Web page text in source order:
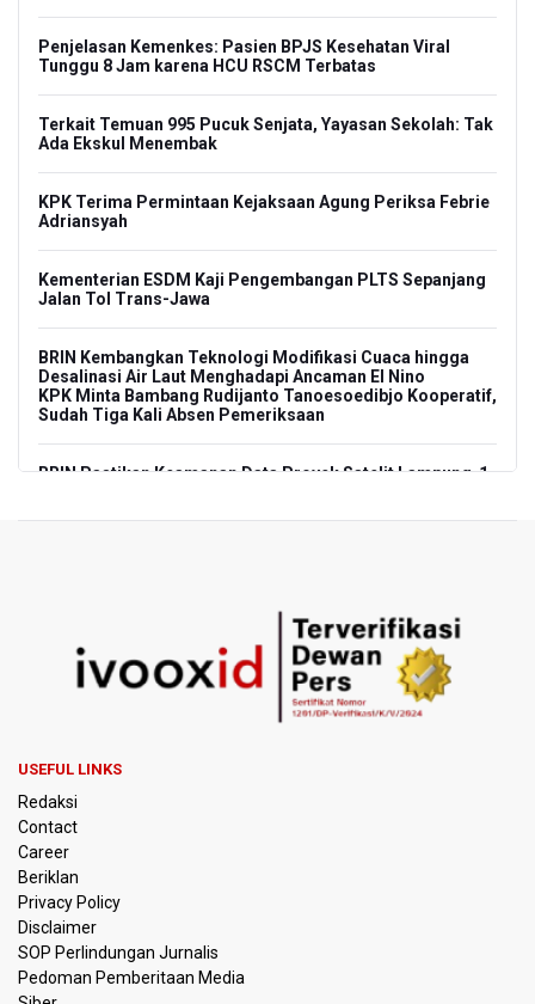
Penjelasan Kemenkes: Pasien BPJS Kesehatan Viral
Tunggu 8 Jam karena HCU RSCM Terbatas
Terkait Temuan 995 Pucuk Senjata, Yayasan Sekolah: Tak
Ada Ekskul Menembak
KPK Terima Permintaan Kejaksaan Agung Periksa Febrie
Adriansyah
Kementerian ESDM Kaji Pengembangan PLTS Sepanjang
Jalan Tol Trans-Jawa
BRIN Kembangkan Teknologi Modifikasi Cuaca hingga
Desalinasi Air Laut Menghadapi Ancaman El Nino
KPK Minta Bambang Rudijanto Tanoesoedibjo Kooperatif,
Sudah Tiga Kali Absen Pemeriksaan
BRIN Pastikan Keamanan Data Proyek Satelit Lampung-1
Kuasa Hukum Klaim 995 Airsoft Gun di Sekolah Swasta
Jaksel Berizin, Bantah Kepemilikan Senjata Api dan
Narkoba
Menperin Sebut Insentif Kendaraan Listrik untuk Produk
Lawan Persib Bandung
Dari Literasi Teks ke Literasi Multimodal
Kemenag Terbitkan 40 Buku Digital Pendidikan Agama
Islam, Dapat Diunduh Gratis
USEFUL LINKS
Redaksi
Contact
Career
Beriklan
Privacy Policy
Disclaimer
SOP Perlindungan Jurnalis
Pedoman Pemberitaan Media